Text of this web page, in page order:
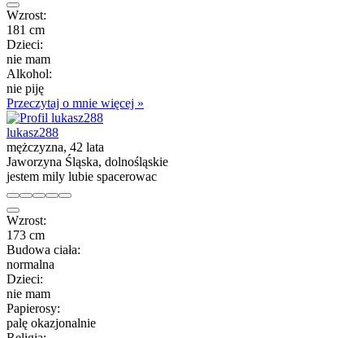
Wzrost:
181 cm
Dzieci:
nie mam
Alkohol:
nie piję
Przeczytaj o mnie więcej »
lukasz288
mężczyzna, 42 lata
Jaworzyna Śląska, dolnośląskie
jestem mily lubie spacerowac
Wzrost:
173 cm
Budowa ciała:
normalna
Dzieci:
nie mam
Papierosy:
palę okazjonalnie